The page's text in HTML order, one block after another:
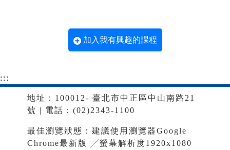
加入我有興趣的課程
:::
地址：100012- 臺北市中正區中山南路21
號 | 電話：(02)2343-1100
最佳瀏覽狀態：建議使用瀏覽器Google
Chrome最新版 ╱螢幕解析度1920x1080